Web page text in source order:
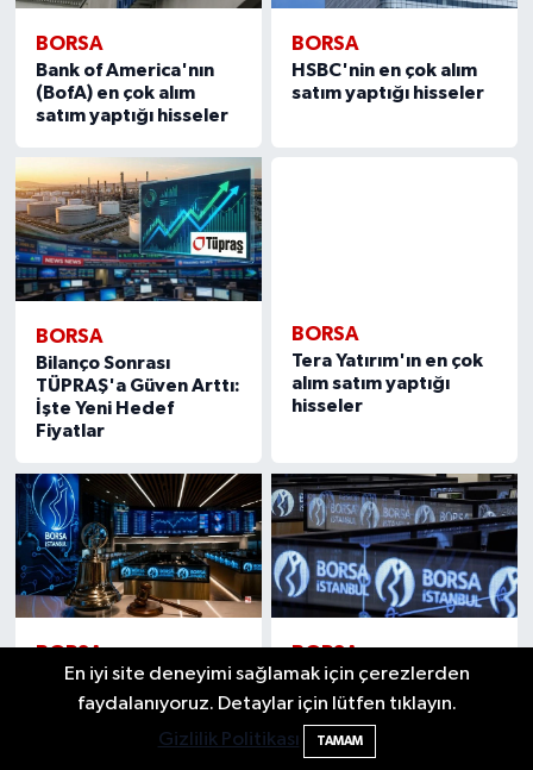
BORSA
Bank of America'nın
(BofA) en çok alım
satım yaptığı hisseler
BORSA
HSBC'nin en çok alım
satım yaptığı hisseler
BORSA
Bilanço Sonrası
TÜPRAŞ'a Güven Arttı:
İşte Yeni Hedef
Fiyatlar
BORSA
Tera Yatırım'ın en çok
alım satım yaptığı
hisseler
BORSA
Yarın İşlem Görmeye
Başlayacak Halka Arzın
Endeksler Açıklandı
BORSA
Borsa, günü nasıl
kapatacak? İşte
beklentiler...
En iyi site deneyimi sağlamak için çerezlerden
faydalanıyoruz. Detaylar için lütfen tıklayın.
Gizlilik Politikası
TAMAM